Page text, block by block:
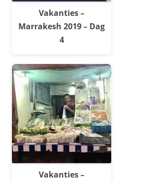
Vakanties –
Marrakesh 2019 – Dag
4
Vakanties –